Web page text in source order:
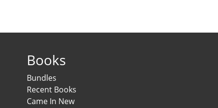
Books
Bundles
Recent Books
Came In New